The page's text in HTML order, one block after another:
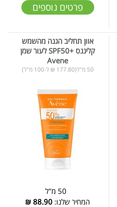
פרטים נוספים
אוון תחליב הגנה מהשמש
קליננס +SPF50 לעור שמן
Avene
50 מ"ל(177.80 ₪ ל-100 מ"ל)
המחיר שלנו: 88.90
₪